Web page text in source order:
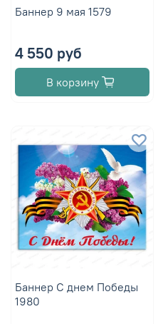
Баннер 9 мая 1579
4 550 руб
В корзину
Баннер С днем Победы
1980